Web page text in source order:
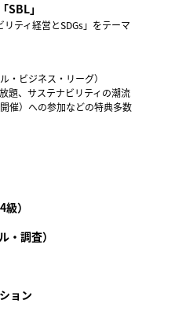
SBL」
ティ経営とSDGs」をテーマ
・ビジネス・リーグ）
題、サステナビリティの潮流
催）への参加などの特典多数
）
・調査）
ョン